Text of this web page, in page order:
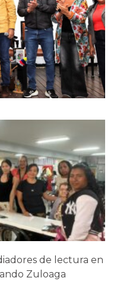
de lectura en
Zuloaga